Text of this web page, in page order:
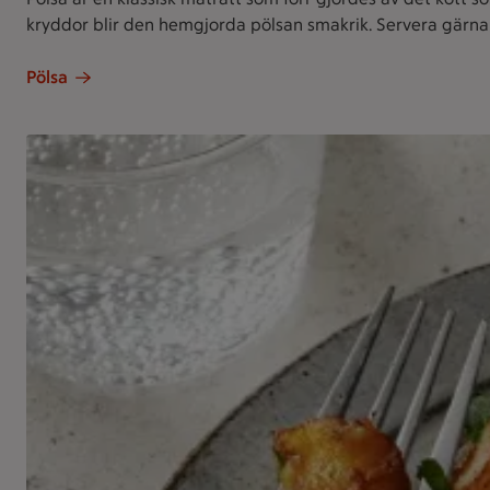
kryddor blir den hemgjorda pölsan smakrik. Servera
Pölsa